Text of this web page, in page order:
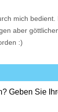
mich bedient.
aber
:)
Geben Sie